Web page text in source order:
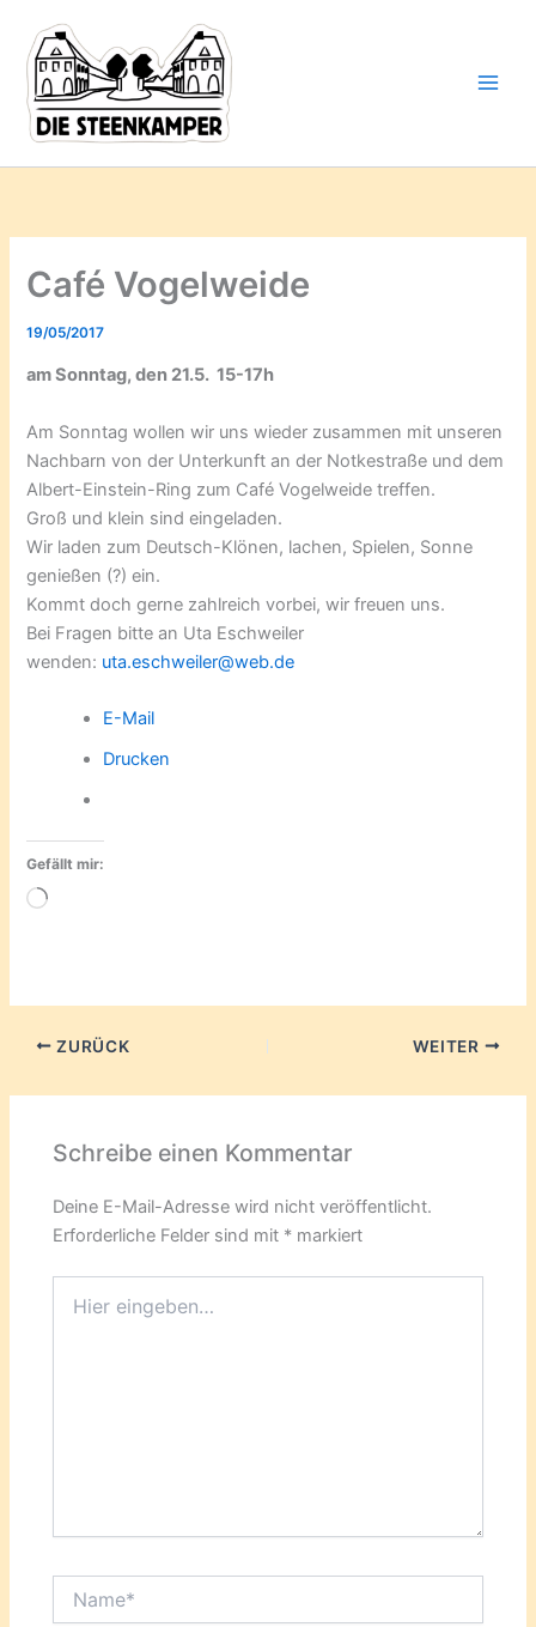
Inhalt
springen
Café Vogelweide
19/05/2017
am Sonntag, den 21.5. 15-17h
Am Sonntag wollen wir uns wieder zusammen mit unseren
Nachbarn von der Unterkunft an der Notkestraße und dem
Albert-Einstein-Ring zum Café Vogelweide treffen.
Groß und klein sind eingeladen.
Wir laden zum Deutsch-Klönen, lachen, Spielen, Sonne
genießen (?) ein.
Kommt doch gerne zahlreich vorbei, wir freuen uns.
Bei Fragen bitte an Uta Eschweiler
wenden: uta.eschweiler@web.de
E-Mail
Drucken
Gefällt mir:
Wird
ZURÜCK WEITER
Schreibe einen Kommentar
Deine E-Mail-Adresse wird nicht veröffentlicht.
Erforderliche Felder sind mit * markiert
eingeben…
deine
Mail-
Adresse
ein ...